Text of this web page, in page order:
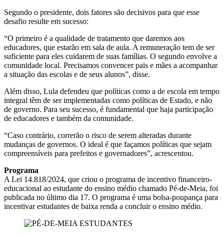
Segundo o presidente, dois fatores são decisivos para que esse
desafio resulte em sucesso:
“O primeiro é a qualidade de tratamento que daremos aos
educadores, que estarão em sala de aula. A remuneração tem de ser
suficiente para eles cuidarem de suas famílias. O segundo envolve a
comunidade local. Precisamos convencer pais e mães a acompanhar
a situação das escolas e de seus alunos”, disse.
Além disso, Lula defendeu que políticas como a de escola em tempo
integral têm de ser implementadas como políticas de Estado, e não
de governo. Para seu sucesso, é fundamental que haja participação
de educadores e também da comunidade.
“Caso contrário, correrão o risco de serem alteradas durante
mudanças de governos. O ideal é que façamos políticas que sejam
compreensíveis para prefeitos e governadores”, acrescentou.
Programa
A Lei 14.818/2024, que criou o programa de incentivo financeiro-
educacional ao estudante do ensino médio chamado Pé-de-Meia, foi
publicada no último dia 17. O programa é uma bolsa-poupança para
incentivar estudantes de baixa renda a concluir o ensino médio.